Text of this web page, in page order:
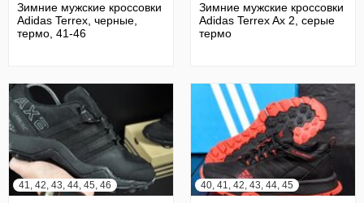
Зимние мужские кроссовки
Adidas Terrex, черные,
термо, 41-46
Зимние мужские кроссовки
Adidas Terrex Ax 2, серые
термо
41, 42, 43, 44, 45, 46 40, 41, 42, 43, 44, 45